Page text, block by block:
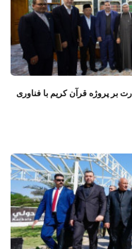
بر پروژه قرآن کریم با فناوری